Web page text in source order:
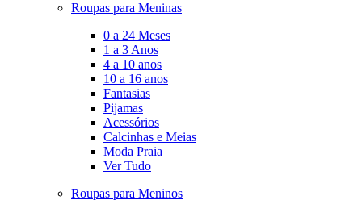
Roupas para Meninas
0 a 24 Meses
1 a 3 Anos
4 a 10 anos
10 a 16 anos
Fantasias
Pijamas
Acessórios
Calcinhas e Meias
Moda Praia
Ver Tudo
Roupas para Meninos